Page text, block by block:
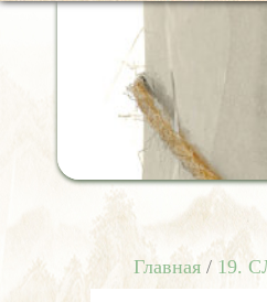
Главная / 19.